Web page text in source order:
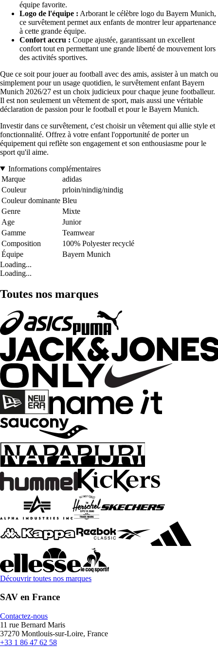
équipe favorite.
Logo de l'équipe : Arborant le célèbre logo du Bayern Munich,
ce survêtement permet aux enfants de montrer leur appartenance
à cette grande équipe.
Confort accru : Coupe ajustée, garantissant un excellent
confort tout en permettant une grande liberté de mouvement lors
des activités sportives.
Que ce soit pour jouer au football avec des amis, assister à un match ou
simplement pour un usage quotidien, le survêtement enfant Bayern
Munich 2026/27 est un choix judicieux pour chaque jeune footballeur.
Il est non seulement un vêtement de sport, mais aussi une véritable
déclaration de passion pour le football et pour le Bayern Munich.
Investir dans ce survêtement, c'est choisir un vêtement qui allie style et
fonctionnalité. Offrez à votre enfant l'opportunité de porter un
équipement qui reflète son engagement et son enthousiasme pour le
sport qu'il aime.
Informations complémentaires
Marque
adidas
Couleur
prloin/nindig/nindig
Couleur dominante Bleu
Genre
Mixte
Age
Junior
Gamme
Teamwear
Composition
100% Polyester recyclé
Équipe
Bayern Munich
Loading...
Loading...
Toutes nos marques
Découvrir toutes nos marques
SAV en France
Contactez-nous
11 rue Bernard Maris
37270 Montlouis-sur-Loire, France
+33 1 86 47 62 58